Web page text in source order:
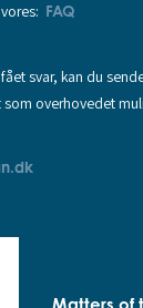
FAQ
svar, kan du
overhovedet